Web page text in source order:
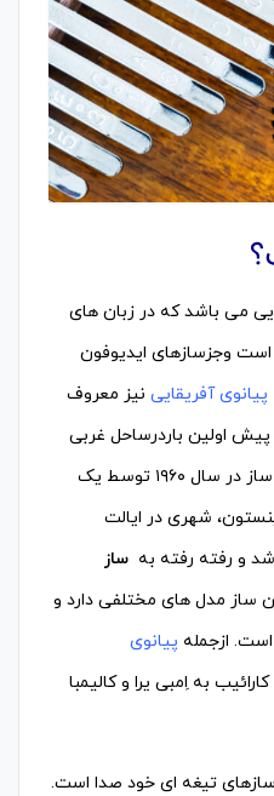
می باشد که در زبان های
وجزسازهای ایدیوفون
پیانوی آفریقایی نیز معروف
ساز حدود 3000 سال پیش اولین باردرساحل غربی
آفریقا کشف شد. اولین بار این ساز در سال ۱۹۶۰ توسط یک
شهری در ایالت
و رفته رفته به ساز
ساز مدل های مختلفی دارد و
ازجمله پیانوی
به اِمبی یرا و کالیمبا
سازهای تیغه ‌ای خود صدا است.